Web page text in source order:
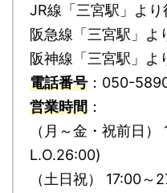
JR線「三宮駅」より
阪急線「三宮駅」よ
阪神線「三宮駅」よ
電話番号 ：050-
営業時間 ：
（月～金・祝前日
L.O.26:00)
（土日祝） 17:00